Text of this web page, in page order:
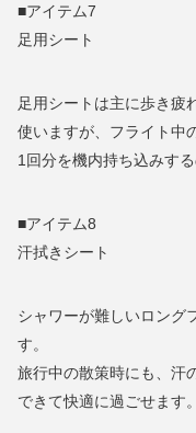
■アイテム7
足用シート
足用シートは主に歩き疲
使いますが、フライト中
1回分を機内持ち込みする
■アイテム8
汗拭きシート
シャワーが難しいロング
す。
旅行中の散策時にも、汗
できて快適に過ごせます。